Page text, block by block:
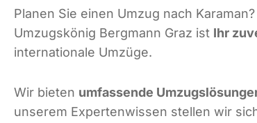
Planen Sie einen Umzug nach
Umzugskönig Bergmann Graz ist Ihr
internationale Umzüge.
Wir bieten umfassende
unserem Expertenwissen stellen wir